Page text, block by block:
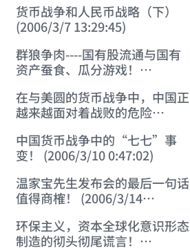
货币战争和人民币战略（下）
(2006/3/7 13:29:45)
群狼争肉----国有股流通与国有
资产蚕食、瓜分游戏！
在与美圆的货币战争中，中国正
越来越面对着战败的危险
中国货币战争中的“七七”事
变！ (2006/3/10 0:47:02)
温家宝先生发布会的最后一句话
值得商榷！ (2006/3/14
环保主义，资本全球化意识形态
制造的彻头彻尾谎言！